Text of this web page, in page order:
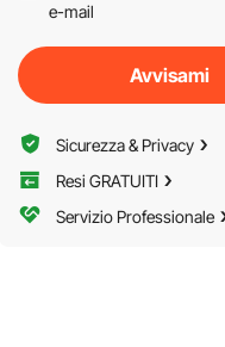
e-mail
Avvisami
Sicurezza & Privacy
Resi GRATUITI
Servizio Professionale